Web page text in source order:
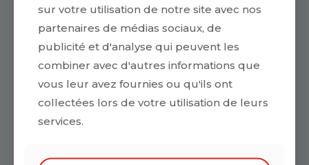
Vous pouvez nous joindre à tout moment
sur votre utilisation de notre site avec nos
partenaires de médias sociaux, de
publicité et d'analyse qui peuvent les
combiner avec d'autres informations que
vous leur avez fournies ou qu'ils ont
collectées lors de votre utilisation de leurs
services.